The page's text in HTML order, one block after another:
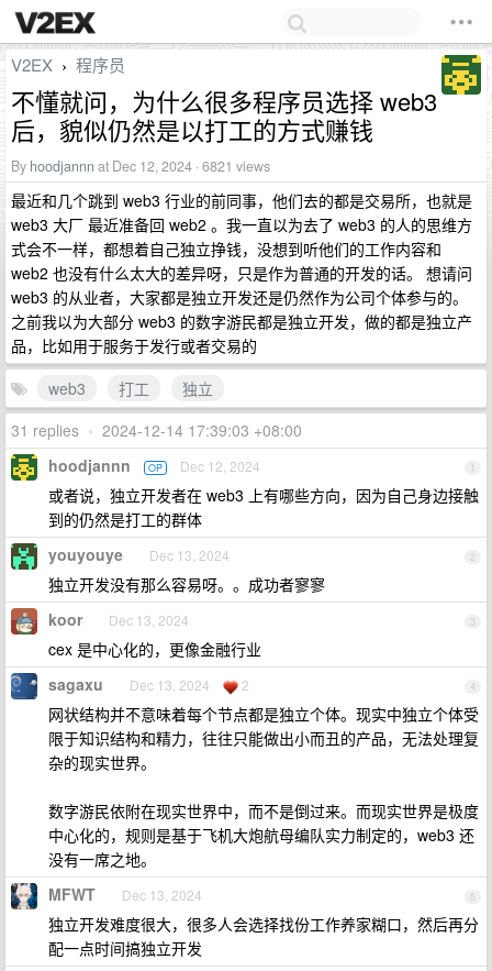
V2EX › 程序员
不懂就问，为什么很多程序员选择 web3
后，貌似仍然是以打工的方式赚钱
By hoodjannn at Dec 12, 2024 · 6821 views
最近和几个跳到 web3 行业的前同事，他们去的都是交易所，也就是
web3 大厂 最近准备回 web2 。我一直以为去了 web3 的人的思维方
式会不一样，都想着自己独立挣钱，没想到听他们的工作内容和
web2 也没有什么太大的差异呀，只是作为普通的开发的话。 想请问
web3 的从业者，大家都是独立开发还是仍然作为公司个体参与的。
之前我以为大部分 web3 的数字游民都是独立开发，做的都是独立产
品，比如用于服务于发行或者交易的
web3
打工
独立
31 replies • 2024-12-14 17:39:03 +08:00
1
hoodjannn OP Dec 12, 2024
或者说，独立开发者在 web3 上有哪些方向，因为自己身边接触
到的仍然是打工的群体
2
youyouye Dec 13, 2024
独立开发没有那么容易呀。。成功者寥寥
3
koor Dec 13, 2024
cex 是中心化的，更像金融行业
4
sagaxu Dec 13, 2024 2
网状结构并不意味着每个节点都是独立个体。现实中独立个体受
限于知识结构和精力，往往只能做出小而丑的产品，无法处理复
杂的现实世界。
数字游民依附在现实世界中，而不是倒过来。而现实世界是极度
中心化的，规则是基于飞机大炮航母编队实力制定的，web3 还
没有一席之地。
5
MFWT Dec 13, 2024
独立开发难度很大，很多人会选择找份工作养家糊口，然后再分
配一点时间搞独立开发